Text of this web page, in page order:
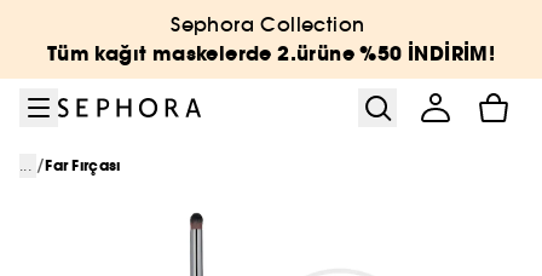
Sephora Collection
Tüm kağıt maskelerde 2.ürüne %50 İNDİRİM!
... /Far Fırçası